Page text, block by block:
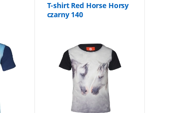
T-shirt Red Horse Horsy
czarny 140